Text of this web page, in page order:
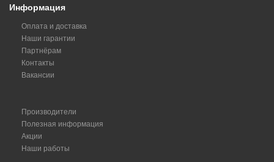
Информация
Оплата и доставка
Наши гарантии
Партнёрам
Контакты
Вакансии
Производители
Полезная информация
Акции
Наши работы